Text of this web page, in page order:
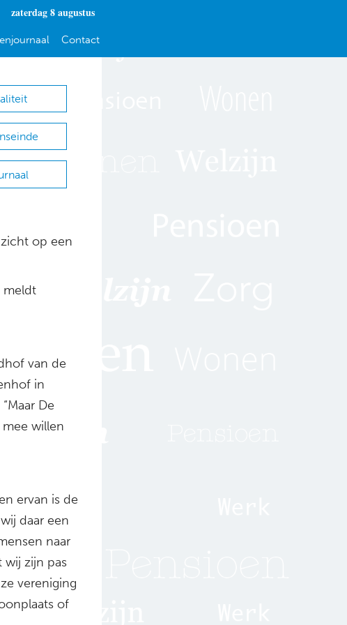
zaterdag 8 augustus
Contact
op een
meldt
van de
in
De
willen
ervan is de
daar een
naar
wij zijn pas
vereniging
of